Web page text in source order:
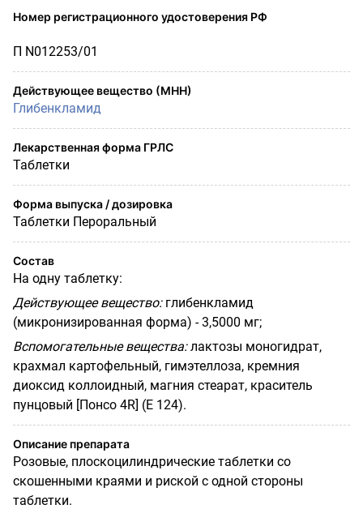
Номер регистрационного удостоверения РФ
П N012253/01
Действующее вещество (МНН)
Глибенкламид
Лекарственная форма ГРЛС
Таблетки
Форма выпуска / дозировка
Таблетки Пероральный
Состав
На одну таблетку:
Действующее вещество:глибенкламид
(микронизированная форма) - 3,5000 мг;
Вспомогательные вещества:лактозы моногидрат,
крахмал картофельный, гимэтеллоза, кремния
диоксид коллоидный, магния стеарат, краситель
пунцовый [Понсо 4R] (Е 124).
Описание препарата
Розовые, плоскоцилиндрические таблетки со
скошенными краями и риской с одной стороны
таблетки.